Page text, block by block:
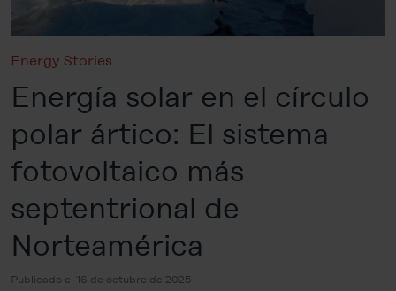
Energy Stories
Energía solar en el círculo
polar ártico: El sistema
fotovoltaico más
septentrional de
Norteamérica
Publicado el 16 de octubre de 2025